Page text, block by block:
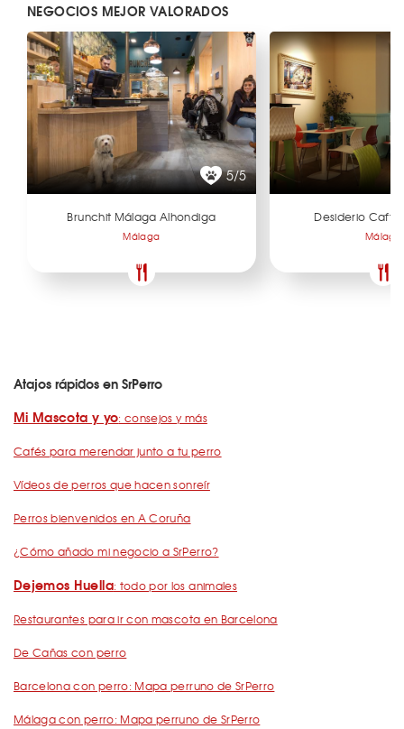
NEGOCIOS MEJOR VALORADOS
5/5
Brunchit Málaga Alhondiga
Málaga
Desiderio
Málaga
Atajos rápidos en SrPerro
Mi Mascota y yo: consejos y más
Cafés para merendar junto a tu perro
Vídeos de perros que hacen sonreír
Perros bienvenidos en A Coruña
¿Cómo añado mi negocio a SrPerro?
Dejemos Huella: todo por los animales
Restaurantes para ir con mascota en Barcelona
De Cañas con perro
Barcelona con perro: Mapa perruno de SrPerro
Málaga con perro: Mapa perruno de SrPerro